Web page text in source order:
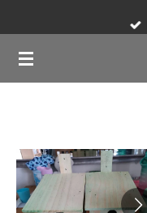
contenu
principal